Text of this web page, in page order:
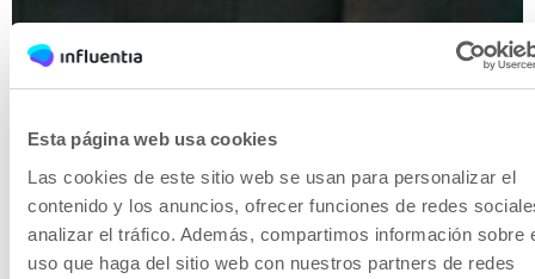
Esta página web usa cookies
Las cookies de este sitio web se usan para personalizar el
contenido y los anuncios, ofrecer funciones de redes
analizar el tráfico. Además, compartimos información sobre
uso que haga del sitio web con nuestros partners de redes